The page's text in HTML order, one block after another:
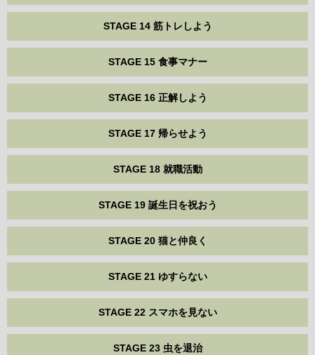
STAGE 14 筋トレしよう
STAGE 15 食事マナー
STAGE 16 正解しよう
STAGE 17 帰らせよう
STAGE 18 就職活動
STAGE 19 誕生日を祝おう
STAGE 20 猫と仲良く
STAGE 21 ゆすらない
STAGE 22 スマホを見ない
STAGE 23 虫を退治